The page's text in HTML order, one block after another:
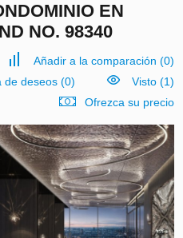
EN
NO. 98340
Añadir a la comparación (0)
de deseos(0)
Visto (1)
Ofrezca su precio